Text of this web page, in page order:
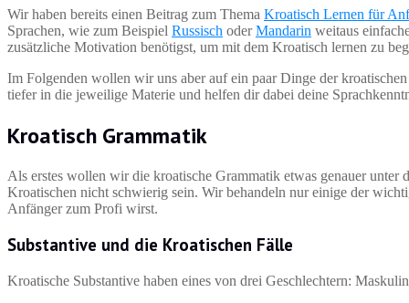
Wir haben bereits einen Beitrag zum Thema Kroatisch Lernen für
Sprachen, wie zum Beispiel Russisch oderMandarin weitaus
zusätzliche Motivation benötigst, um mit dem Kroatisch lernen zu
Im Folgenden wollen wir uns aber auf ein paar Dinge der
tiefer in die jeweilige Materie und helfen dir dabei deine
Kroatisch Grammatik
Als erstes wollen wir die kroatische Grammatik etwas genauer
Kroatischen nicht schwierig sein. Wir behandeln nur einige der
Anfänger zum Profi wirst.
Substantive und die Kroatischen Fälle
Kroatische Substantive haben eines von drei Geschlechtern: